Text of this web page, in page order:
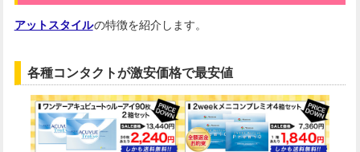
アットスタイルの特徴を紹介します。
各種コンタクトが激安価格で最安値